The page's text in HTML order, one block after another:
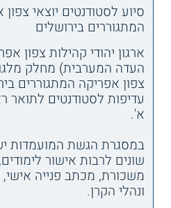
סיוע לסטודנטים יוצאי
המתגוררים בירושלים
ארגון יהודי קהילות צפון
העדה המערבית) מחלק
צפון אפריקה המתגוררים
עדיפות לסטודנטים לתואר
א'.
במסגרת הגשת המועמדות
שונים לרבות אישור
משכורת, מכתב פנייה אישי,
ונהלי הקרן.